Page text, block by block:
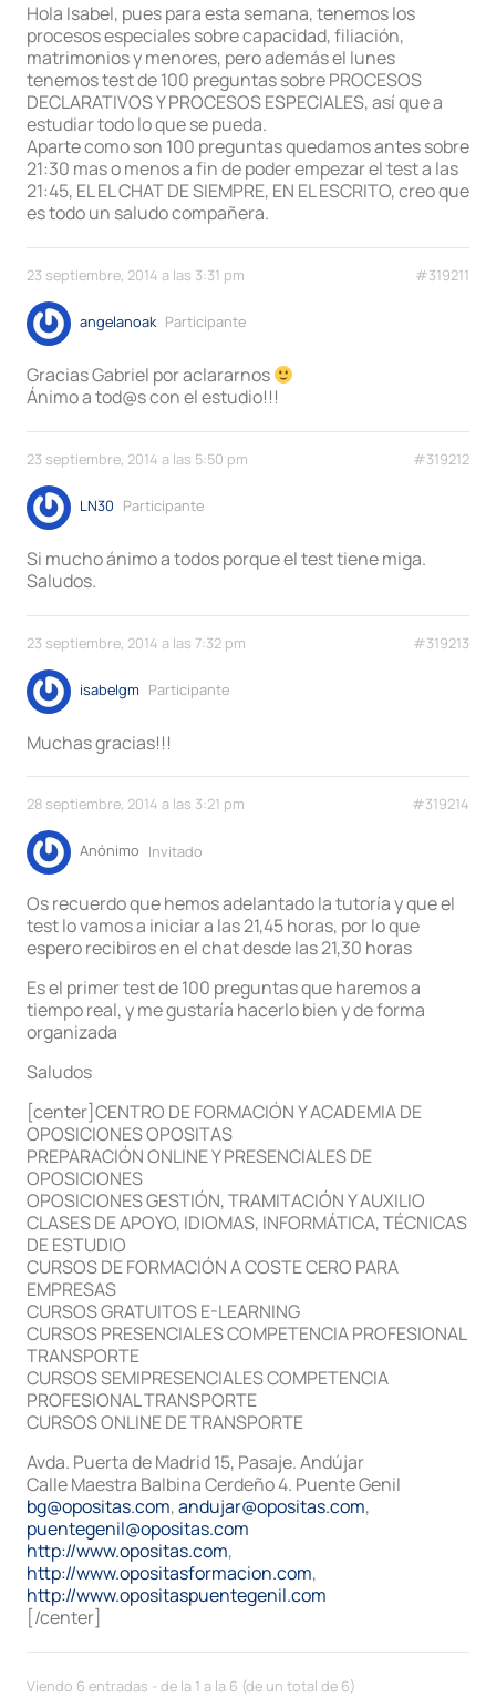
Hola Isabel, pues para esta semana, tenemos los
procesos especiales sobre capacidad, filiación,
matrimonios y menores, pero además el lunes
tenemos test de 100 preguntas sobre PROCESOS
DECLARATIVOS Y PROCESOS ESPECIALES, así que a
estudiar todo lo que se pueda.
Aparte como son 100 preguntas quedamos antes sobre
21:30 mas o menos a fin de poder empezar el test a las
21:45, EL EL CHAT DE SIEMPRE, EN EL ESCRITO, creo que
es todo un saludo compañera.
23 septiembre, 2014 a las 3:31 pm #319211
angelanoak Participante
Gracias Gabriel por aclararnos
Ánimo a tod@s con el estudio!!!
23 septiembre, 2014 a las 5:50 pm #319212
LN30 Participante
Si mucho ánimo a todos porque el test tiene miga.
Saludos.
23 septiembre, 2014 a las 7:32 pm #319213
isabelgm Participante
Muchas gracias!!!
28 septiembre, 2014 a las 3:21 pm #319214
Anónimo Invitado
Os recuerdo que hemos adelantado la tutoría y que el
test lo vamos a iniciar a las 21,45 horas, por lo que
espero recibiros en el chat desde las 21,30 horas
Es el primer test de 100 preguntas que haremos a
tiempo real, y me gustaría hacerlo bien y de forma
organizada
Saludos
[center]CENTRO DE FORMACIÓN Y ACADEMIA DE
OPOSICIONES OPOSITAS
PREPARACIÓN ONLINE Y PRESENCIALES DE
OPOSICIONES
OPOSICIONES GESTIÓN, TRAMITACIÓN Y AUXILIO
CLASES DE APOYO, IDIOMAS, INFORMÁTICA, TÉCNICAS
DE ESTUDIO
CURSOS DE FORMACIÓN A COSTE CERO PARA
EMPRESAS
CURSOS GRATUITOS E-LEARNING
CURSOS PRESENCIALES COMPETENCIA PROFESIONAL
TRANSPORTE
CURSOS SEMIPRESENCIALES COMPETENCIA
PROFESIONAL TRANSPORTE
CURSOS ONLINE DE TRANSPORTE
Avda. Puerta de Madrid 15, Pasaje. Andújar
Calle Maestra Balbina Cerdeño 4. Puente Genil
bg@opositas.com,andujar@opositas.com,
puentegenil@opositas.com
http://www.opositas.com,
http://www.opositasformacion.com,
http://www.opositaspuentegenil.com
[/center]
Viendo 6 entradas - de la 1 a la 6 (de un total de 6)